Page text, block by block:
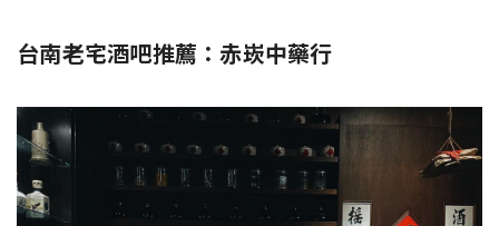
台南老宅酒吧推薦：赤崁中藥行